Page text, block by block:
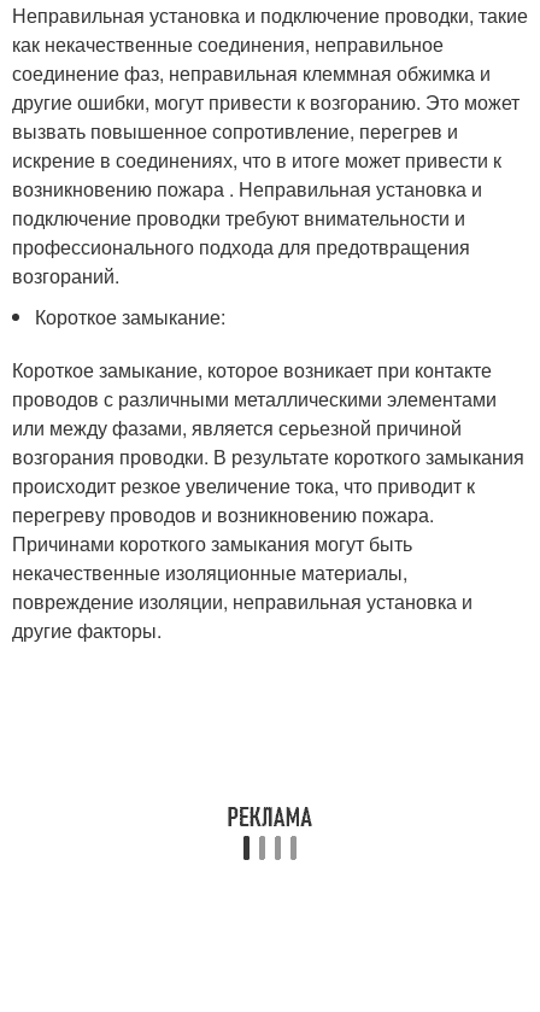
Неправильная установка и подключение проводки, такие
как некачественные соединения, неправильное
соединение фаз, неправильная клеммная обжимка и
другие ошибки, могут привести к возгоранию. Это может
вызвать повышенное сопротивление, перегрев и
искрение в соединениях, что в итоге может привести к
возникновению пожара . Неправильная установка и
подключение проводки требуют внимательности и
профессионального подхода для предотвращения
возгораний.
Короткое замыкание:
Короткое замыкание, которое возникает при контакте
проводов с различными металлическими элементами
или между фазами, является серьезной причиной
возгорания проводки. В результате короткого замыкания
происходит резкое увеличение тока, что приводит к
перегреву проводов и возникновению пожара.
Причинами короткого замыкания могут быть
некачественные изоляционные материалы,
повреждение изоляции, неправильная установка и
другие факторы.